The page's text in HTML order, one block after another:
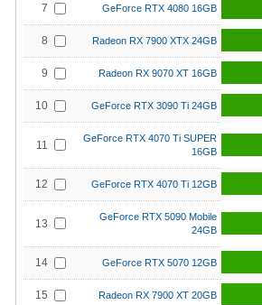
7 GeForce RTX 4080 16GB
8 Radeon RX 7900 XTX 24GB
9 Radeon RX 9070 XT 16GB
10 GeForce RTX 3090 Ti 24GB
11
GeForce RTX 4070 Ti SUPER
16GB
12 GeForce RTX 4070 Ti 12GB
13
GeForce RTX 5090 Mobile
24GB
14 GeForce RTX 5070 12GB
15 Radeon RX 7900 XT 20GB